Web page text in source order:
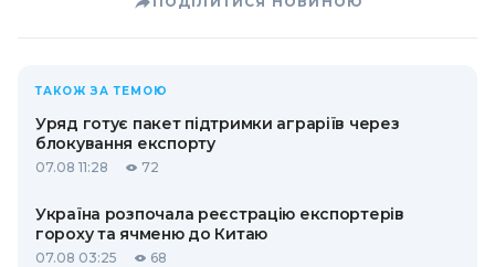
ТАКОЖ ЗА ТЕМОЮ
Уряд готує пакет підтримки аграріїв через
блокування експорту
07.08 11:28 72
Україна розпочала реєстрацію експортерів
гороху та ячменю до Китаю
07.08 03:25 68